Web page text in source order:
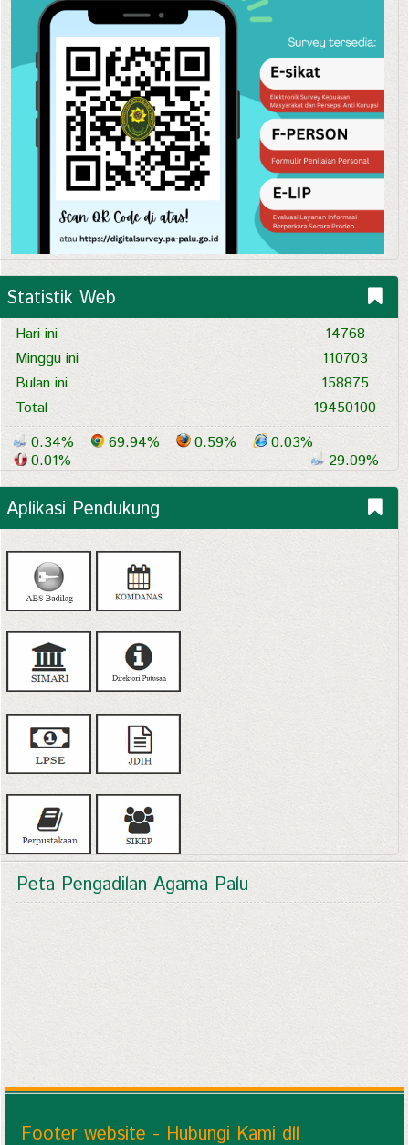
Statistik Web
Hari ini
Minggu ini
Bulan ini
Total
14768
110703
158875
19450100
0.34%
69.94% 0.59%
0.03%
0.01%
29.09%
Aplikasi Pendukung
Peta Pengadilan Agama Palu
Footer website - Hubungi Kami dll